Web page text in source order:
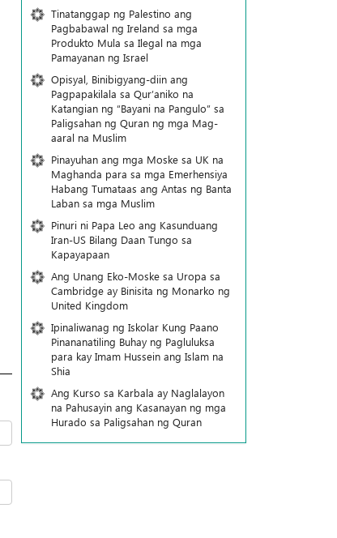
Tinatanggap ng Palestino ang
Pagbabawal ng Ireland sa mga
Produkto Mula sa Ilegal na mga
Pamayanan ng Israel
Opisyal, Binibigyang-diin ang
Pagpapakilala sa Qur’aniko na
Katangian ng “Bayani na Pangulo” sa
Paligsahan ng Quran ng mga Mag-
aaral na Muslim
Pinayuhan ang mga Moske sa UK na
Maghanda para sa mga Emerhensiya
Habang Tumataas ang Antas ng Banta
Laban sa mga Muslim
Pinuri ni Papa Leo ang Kasunduang
Iran-US Bilang Daan Tungo sa
Kapayapaan
Ang Unang Eko-Moske sa Uropa sa
Cambridge ay Binisita ng Monarko ng
United Kingdom
Ipinaliwanag ng Iskolar Kung Paano
Pinananatiling Buhay ng Pagluluksa
para kay Imam Hussein ang Islam na
Shia
Ang Kurso sa Karbala ay Naglalayon
na Pahusayin ang Kasanayan ng mga
Hurado sa Paligsahan ng Quran